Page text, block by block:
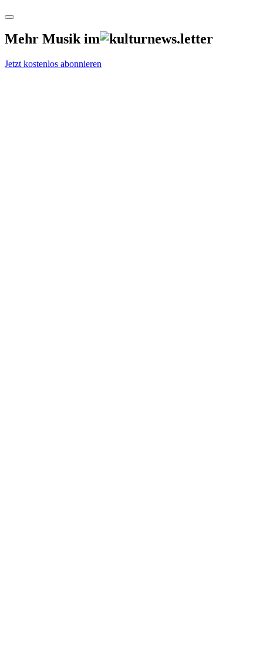
Mehr Musik im
Jetzt kostenlos abonnieren